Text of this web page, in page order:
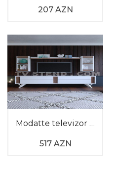
207 AZN
Modatte televizor altlığı
517 AZN